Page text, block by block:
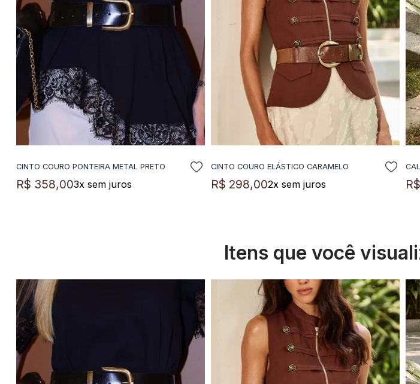
ADICIONAR A SACOLA
CINTO COURO PONTEIRA METAL PRETO
R$ 358,003x sem juros
ADICIONAR A SACOLA
CINTO COURO ELÁSTICO CARAMELO
R$ 298,002x sem juros R$
Itens que você